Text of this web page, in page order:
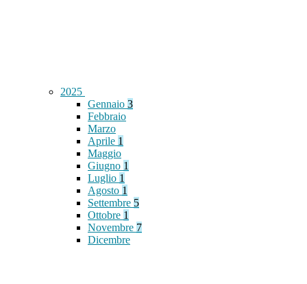
2025
Gennaio 3
Febbraio
Marzo
Aprile 1
Maggio
Giugno 1
Luglio 1
Agosto 1
Settembre 5
Ottobre 1
Novembre 7
Dicembre